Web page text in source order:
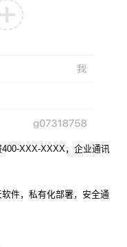
XXX-XXXX，企业通讯
件，私有化部署，安全通